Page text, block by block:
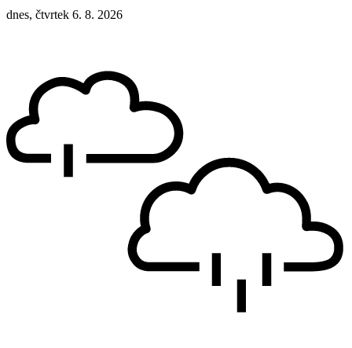
dnes, čtvrtek 6. 8. 2026